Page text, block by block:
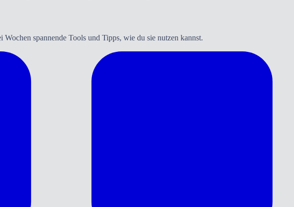
spannende Tools und Tipps, wie du sie nutzen kannst.